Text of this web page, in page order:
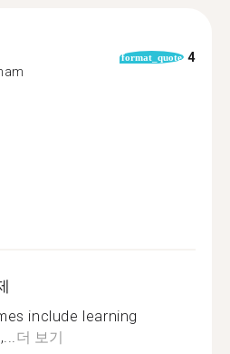
format_quote 4
include learning
더 보기